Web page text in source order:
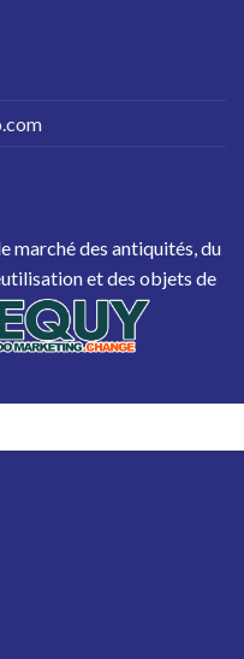
marché des antiquités, du
et des objets de